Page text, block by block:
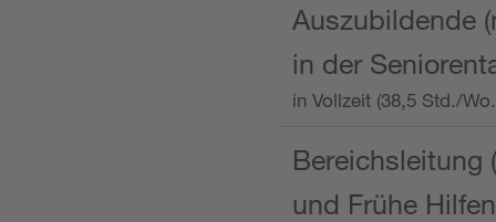
Auszubildende
in der
in Vollzeit (38,5 Std./
Bereichsleitung
und Frühe Hilfen